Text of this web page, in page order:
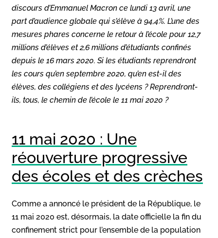
discours d’Emmanuel Macron ce lundi 13 avril, une
part d’audience globale qui s’élève à 94,4%. L’une des
mesures phares concerne le retour à l’école pour 12,7
millions d’élèves et 2,6 millions d’étudiants confinés
depuis le 16 mars 2020. Si les étudiants reprendront
les cours qu’en septembre 2020, qu’en est-il des
élèves, des collégiens et des lycéens ? Reprendront-
ils, tous, le chemin de l’école le 11 mai 2020 ?
11 mai 2020 : Une
réouverture progressive
des écoles et des crèches
Comme a annoncé le président de la République, le
11 mai 2020 est, désormais, la date officielle la fin du
confinement strict pour l’ensemble de la population